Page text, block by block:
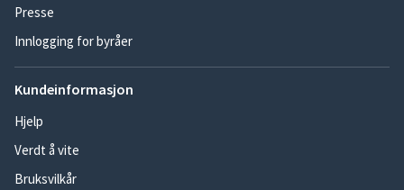
Presse
Innlogging for byråer
Kundeinformasjon
Hjelp
Verdt å vite
Bruksvilkår